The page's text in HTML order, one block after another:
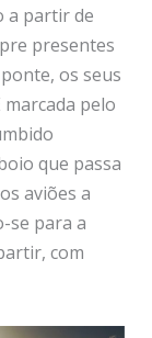
a partir de
presentes
os seus
pelo
que passa
aviões a
se para a
com